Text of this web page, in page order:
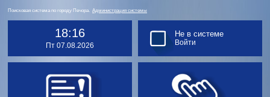
Поисковая система по городу Печора. Администрация системы
18:16
Пт 07.08.2026
Не в системе
Войти